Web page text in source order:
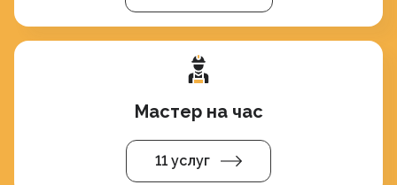
Мастер на час
11 услуг